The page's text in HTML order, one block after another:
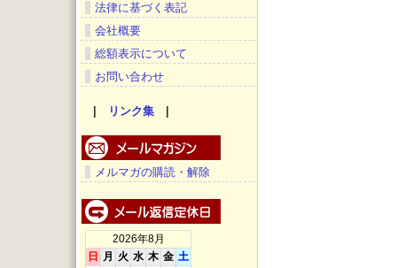
法律に基づく表記
会社概要
総額表示について
お問い合わせ
| リンク集 |
メルマガの購読・解除
2026年8月
日 月 火 水 木 金 土